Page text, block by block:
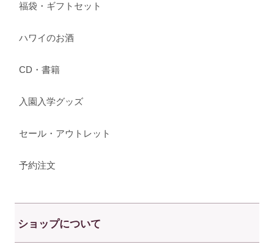
福袋・ギフトセット
ハワイのお酒
CD・書籍
入園入学グッズ
セール・アウトレット
予約注文
ショップについて